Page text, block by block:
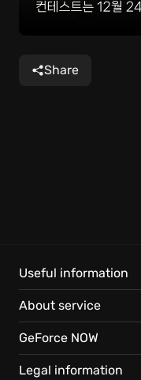
Share
Useful information
About service
GeForce NOW
Legal information